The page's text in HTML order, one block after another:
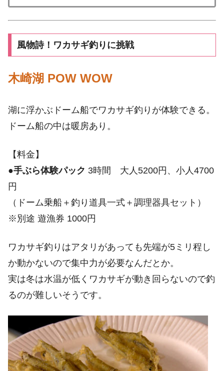
風物詩！ワカサギ釣りに挑戦
木崎湖 POW WOW
湖に浮かぶドーム船でワカサギ釣りが体験できる。
ドーム船の中は暖房あり。
【料金】
●手ぶら体験パック 3時間 大人5200円、小人4700
円
（ドーム乗船＋釣り道具一式＋調理器具セット）
※別途 遊漁券 1000円
ワカサギ釣りはアタリがあっても先端が5ミリ程し
か動かないので集中力が必要なんだとか。
実は冬は水温が低くワカサギが動き回らないので釣
るのが難しいそうです。